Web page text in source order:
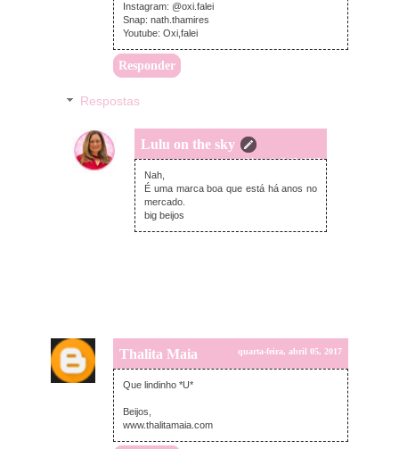
Instagram: @oxi.falei
Snap: nath.thamires
Youtube: Oxi,falei
Responder
Respostas
Lulu on the sky
quarta-feira, abril 05, 2017
Nah,
É uma marca boa que está há anos no
mercado.
big beijos
Thalita Maia quarta-feira, abril 05, 2017
Que lindinho *U*
Beijos,
www.thalitamaia.com